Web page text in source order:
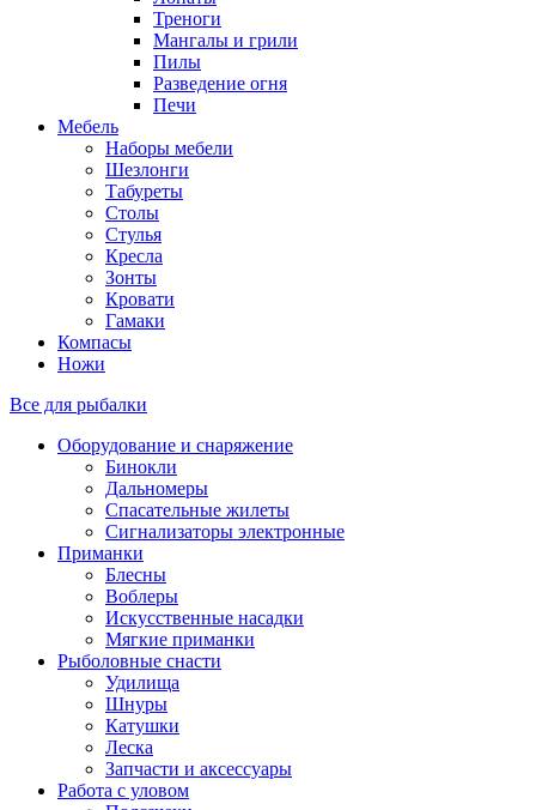
Треноги
Мангалы и грили
Пилы
Разведение огня
Печи
Мебель
Наборы мебели
Шезлонги
Табуреты
Столы
Стулья
Кресла
Зонты
Кровати
Гамаки
Компасы
Ножи
Все для рыбалки
Оборудование и снаряжение
Бинокли
Дальномеры
Спасательные жилеты
Сигнализаторы электронные
Приманки
Блесны
Воблеры
Искусственные насадки
Мягкие приманки
Рыболовные снасти
Удилища
Шнуры
Катушки
Леска
Запчасти и аксессуары
Работа с уловом